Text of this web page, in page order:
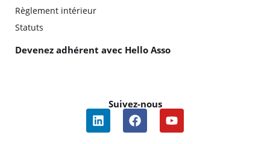
Règlement intérieur
Statuts
Devenez adhérent avec Hello Asso
Suivez-nous